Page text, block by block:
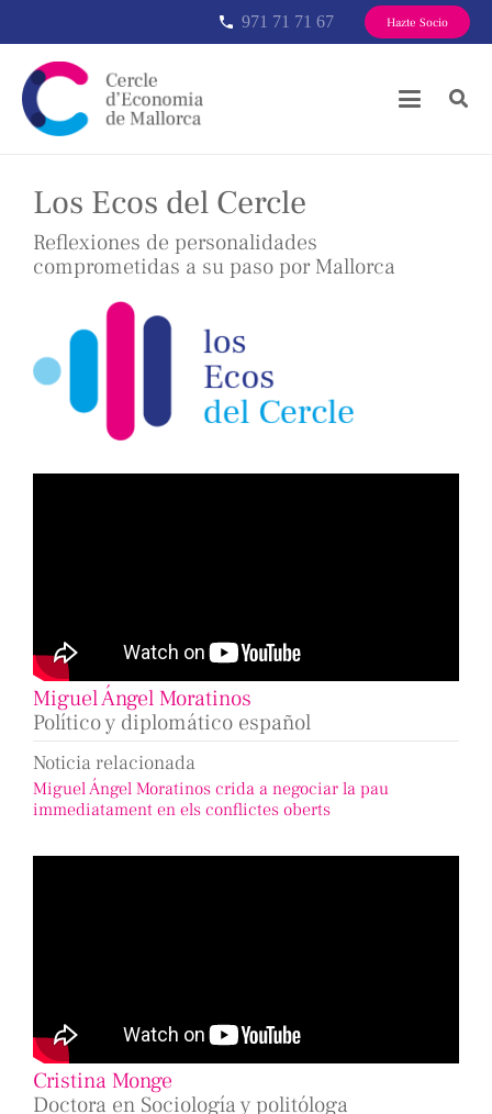
phone 971 71 71 67 Hazte Socio
Los Ecos del Cercle
Reflexiones de personalidades
comprometidas a su paso por Mallorca
Miguel Ángel Moratinos
Político y diplomático español
Noticia relacionada
Miguel Ángel Moratinos crida a negociar la pau
immediatament en els conflictes oberts
Cristina Monge
Doctora en Sociología y politóloga